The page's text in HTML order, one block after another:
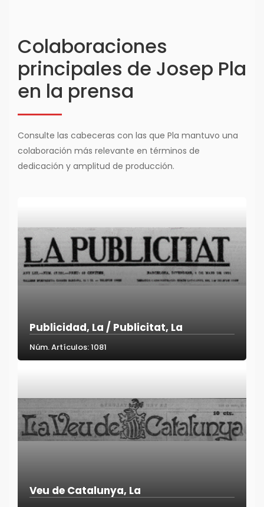
Colaboraciones
principales de Josep Pla
en la prensa
Consulte las cabeceras con las que Pla mantuvo una
colaboración más relevante en términos de
dedicación y amplitud de producción.
Publicidad, La / Publicitat, La
Núm. Artículos: 1081
Veu de Catalunya, La